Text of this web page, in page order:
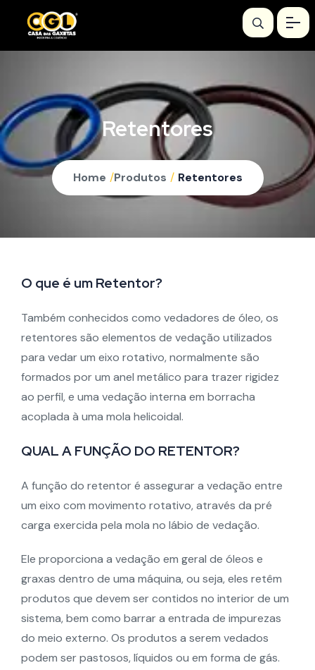
Retentores
Home /Produtos / Retentores
O que é um Retentor?
Também conhecidos como vedadores de óleo, os
retentores são elementos de vedação utilizados
para vedar um eixo rotativo, normalmente são
formados por um anel metálico para trazer rigidez
ao perfil, e uma vedação interna em borracha
acoplada à uma mola helicoidal.
QUAL A FUNÇÃO DO RETENTOR?
A função do retentor é assegurar a vedação entre
um eixo com movimento rotativo, através da pré
carga exercida pela mola no lábio de vedação.
Ele proporciona a vedação em geral de óleos e
graxas dentro de uma máquina, ou seja, eles retêm
produtos que devem ser contidos no interior de um
sistema, bem como barrar a entrada de impurezas
do meio externo. Os produtos a serem vedados
podem ser pastosos, líquidos ou em forma de gás.